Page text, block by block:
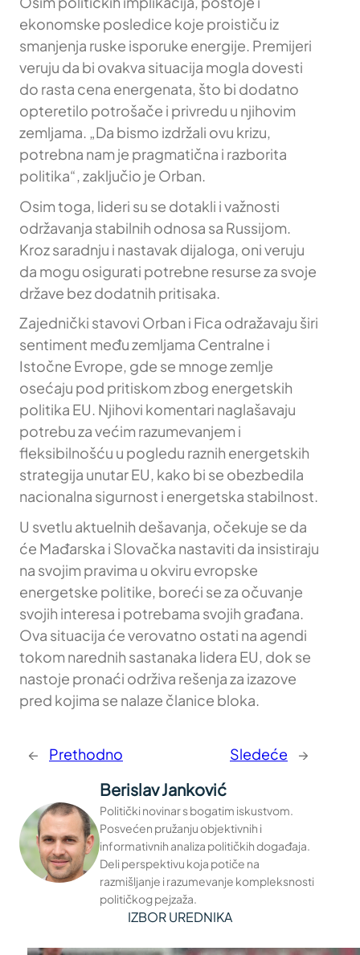
ekonomske posledice koje proističu iz
smanjenja ruske isporuke energije. Premijeri
veruju da bi ovakva situacija mogla dovesti
do rasta cena energenata, što bi dodatno
opteretilo potrošače i privredu u njihovim
zemljama. „Da bismo izdržali ovu krizu,
potrebna nam je pragmatična i razborita
politika“, zaključio je Orban.
Osim toga, lideri su se dotakli i važnosti
održavanja stabilnih odnosa sa Russijom.
Kroz saradnju i nastavak dijaloga, oni veruju
da mogu osigurati potrebne resurse za svoje
države bez dodatnih pritisaka.
Zajednički stavovi Orban i Fica odražavaju širi
sentiment među zemljama Centralne i
Istočne Evrope, gde se mnoge zemlje
osećaju pod pritiskom zbog energetskih
politika EU. Njihovi komentari naglašavaju
potrebu za većim razumevanjem i
fleksibilnošću u pogledu raznih energetskih
strategija unutar EU, kako bi se obezbedila
nacionalna sigurnost i energetska stabilnost.
U svetlu aktuelnih dešavanja, očekuje se da
će Mađarska i Slovačka nastaviti da insistiraju
na svojim pravima u okviru evropske
energetske politike, boreći se za očuvanje
svojih interesa i potrebama svojih građana.
Ova situacija će verovatno ostati na agendi
tokom narednih sastanaka lidera EU, dok se
nastoje pronaći održiva rešenja za izazove
pred kojima se nalaze članice bloka.
← Prethodno Sledeće →
Berislav Janković
Politički novinar s bogatim iskustvom.
Posvećen pružanju objektivnih i
informativnih analiza političkih događaja.
Deli perspektivu koja potiče na
razmišljanje i razumevanje kompleksnosti
političkog pejzaža.
IZBOR UREDNIKA